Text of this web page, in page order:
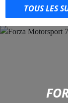
TOUS LES